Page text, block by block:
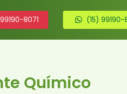
8071 (15) 99190-
Químico